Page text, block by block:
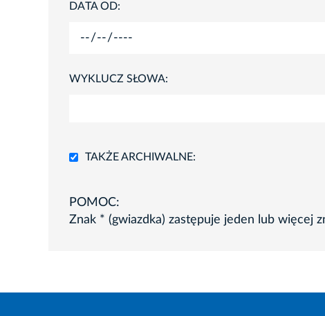
DATA OD:
WYKLUCZ SŁOWA:
TAKŻE ARCHIWALNE:
POMOC:
Znak * (gwiazdka) zastępuje jeden lub więcej